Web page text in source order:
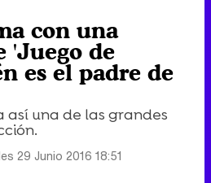
con una
'Juego de
es el padre de
así una de las grandes
29 Junio 2016 18:51